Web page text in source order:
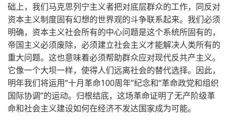
础上，我们马克思列宁主义者把对底层群众的工作，同反对
资本主义制度固有幻想的世界观的斗争联系起来。我们必须
明确，资本主义社会所有的中心问题是这个系统所固有的，
帝国主义必须废除，必须建立社会主义才能解决人类所有的
重大问题。这也意味着必须帮助群众应对现代反共产主义。
它像一个大坝一样，使得人们远离社会的替代选择。因此，
明年我们将运用“十月革命100周年”纪念和“革命政党和组织
国际协调”的运动。归根结底，这场革命证明了无产阶级革
命和社会主义建设如何在经济不发达国家成为可能。